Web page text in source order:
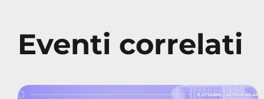
Eventi correlati